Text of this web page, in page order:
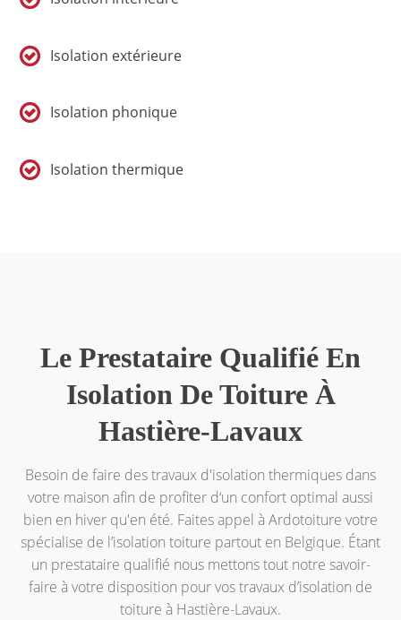
Isolation extérieure
Isolation phonique
Isolation thermique
Le Prestataire Qualifié En
Isolation De Toiture À
Hastière-Lavaux
Besoin de faire des travaux d'isolation thermiques dans
votre maison afin de profiter d‘un confort optimal aussi
bien en hiver qu'en été. Faites appel à Ardotoiture votre
spécialise de l’isolation toiture partout en Belgique. Étant
un prestataire qualifié nous mettons tout notre savoir-
faire à votre disposition pour vos travaux d’isolation de
toiture à Hastière-Lavaux.